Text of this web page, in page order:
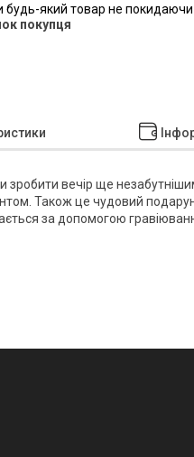
будь-який товар не покидаючи
покупця
зробити вечір ще
Також це чудовий
за допомогою